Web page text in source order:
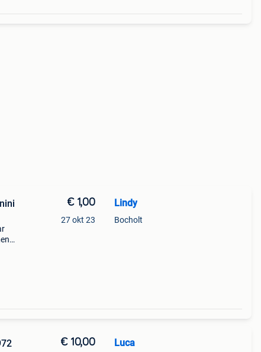
-
€ 1,00
27 okt 23
Lindy
Bocholt
1972 € 10,00 Luca